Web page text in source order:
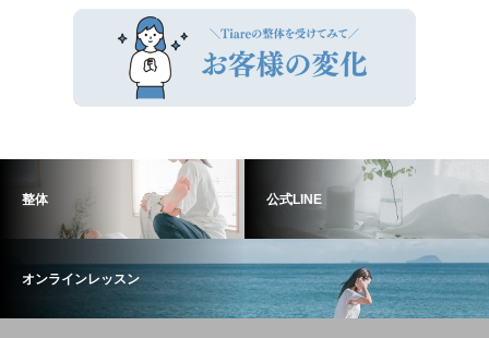
整体 公式LINE
オンラインレッスン